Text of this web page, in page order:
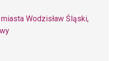
Wodzisław Śląski,